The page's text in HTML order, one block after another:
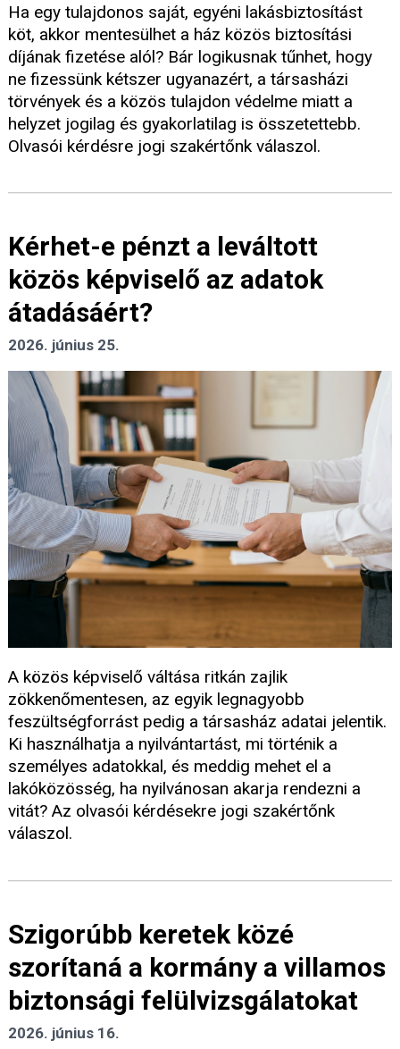
Ha egy tulajdonos saját, egyéni lakásbiztosítást
köt, akkor mentesülhet a ház közös biztosítási
díjának fizetése alól? Bár logikusnak tűnhet, hogy
ne fizessünk kétszer ugyanazért, a társasházi
törvények és a közös tulajdon védelme miatt a
helyzet jogilag és gyakorlatilag is összetettebb.
Olvasói kérdésre jogi szakértőnk válaszol.
Kérhet-e pénzt a leváltott
közös képviselő az adatok
átadásáért?
2026. június 25.
A közös képviselő váltása ritkán zajlik
zökkenőmentesen, az egyik legnagyobb
feszültségforrást pedig a társasház adatai jelentik.
Ki használhatja a nyilvántartást, mi történik a
személyes adatokkal, és meddig mehet el a
lakóközösség, ha nyilvánosan akarja rendezni a
vitát? Az olvasói kérdésekre jogi szakértőnk
válaszol.
Szigorúbb keretek közé
szorítaná a kormány a villamos
biztonsági felülvizsgálatokat
2026. június 16.